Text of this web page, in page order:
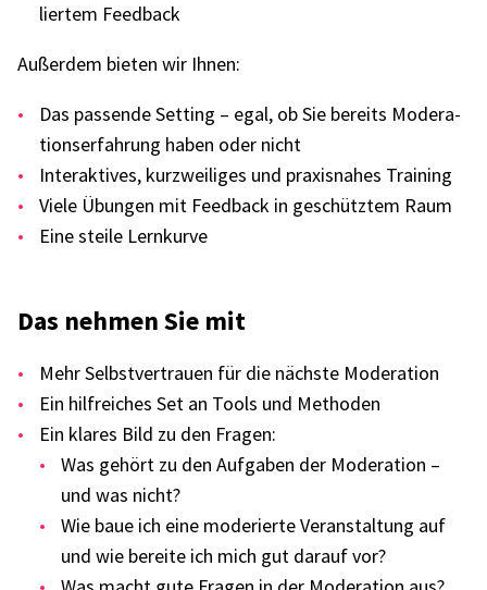
lier­tem Feed­back
Außer­dem bieten wir Ihnen:
Das passende Setting – egal, ob Sie bereits Mode­ra­
ti­ons­er­fah­rung haben oder nicht
Inter­ak­ti­ves, kurz­wei­li­ges und praxis­na­hes Trai­ning
Viele Übun­gen mit Feed­back in geschütz­tem Raum
Eine steile Lern­kurve
Das nehmen Sie mit
Mehr Selbst­ver­trauen für die nächste Mode­ra­tion
Ein hilf­rei­ches Set an Tools und Metho­den
Ein klares Bild zu den Fragen:
Was gehört zu den Aufga­ben der Mode­ra­tion –
und was nicht?
Wie baue ich eine mode­rierte Veran­stal­tung auf
und wie bereite ich mich gut darauf vor?